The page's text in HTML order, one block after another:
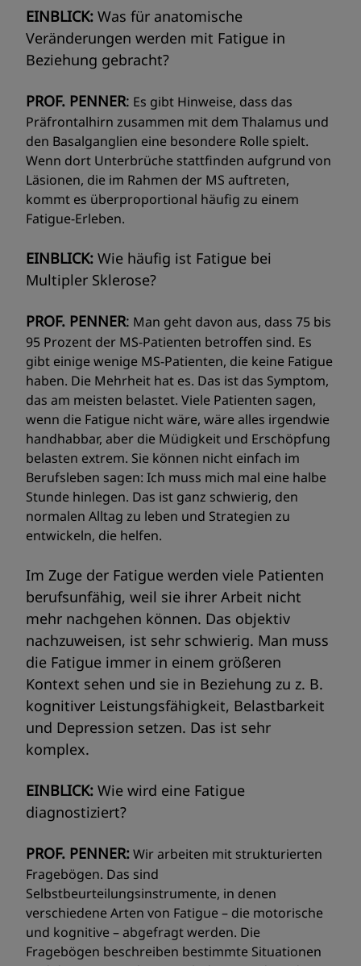
EINBLICK: Was für anatomische
Veränderungen werden mit Fatigue in
Beziehung gebracht?
PROF. PENNER: Es gibt Hinweise, dass das
Präfrontalhirn zusammen mit dem Thalamus und
den Basalganglien eine besondere Rolle spielt.
Wenn dort Unterbrüche stattfinden aufgrund von
Läsionen, die im Rahmen der MS auftreten,
kommt es überproportional häufig zu einem
Fatigue-Erleben.
EINBLICK: Wie häufig ist Fatigue bei
Multipler Sklerose?
PROF. PENNER: Man geht davon aus, dass 75 bis
95 Prozent der MS-Patienten betroffen sind. Es
gibt einige wenige MS-Patienten, die keine Fatigue
haben. Die Mehrheit hat es. Das ist das Symptom,
das am meisten belastet. Viele Patienten sagen,
wenn die Fatigue nicht wäre, wäre alles irgendwie
handhabbar, aber die Müdigkeit und Erschöpfung
belasten extrem. Sie können nicht einfach im
Berufsleben sagen: Ich muss mich mal eine halbe
Stunde hinlegen. Das ist ganz schwierig, den
normalen Alltag zu leben und Strategien zu
entwickeln, die helfen.
Im Zuge der Fatigue werden viele Patienten
berufsunfähig, weil sie ihrer Arbeit nicht
mehr nachgehen können. Das objektiv
nachzuweisen, ist sehr schwierig. Man muss
die Fatigue immer in einem größeren
Kontext sehen und sie in Beziehung zu z. B.
kognitiver Leistungsfähigkeit, Belastbarkeit
und Depression setzen. Das ist sehr
komplex.
EINBLICK: Wie wird eine Fatigue
diagnostiziert?
PROF. PENNER:Wir arbeiten mit strukturierten
Fragebögen. Das sind
Selbstbeurteilungsinstrumente, in denen
verschiedene Arten von Fatigue – die motorische
und kognitive – abgefragt werden. Die
Fragebögen beschreiben bestimmte Situationen